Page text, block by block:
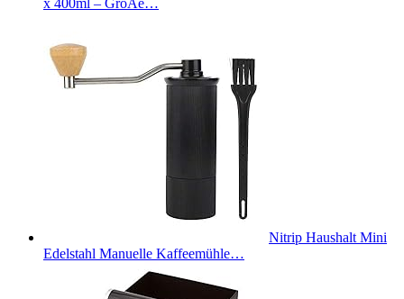
x 400ml – GroÃe…
Nitrip Haushalt Mini
Edelstahl Manuelle Kaffeemühle…